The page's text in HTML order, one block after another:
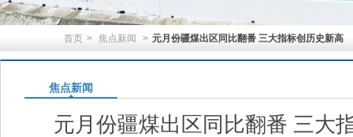
首页 > 焦点新闻 > 元月份疆煤出区同比翻番 三大指标创历史新高
焦点新闻
元月份疆煤出区同比翻番 三大